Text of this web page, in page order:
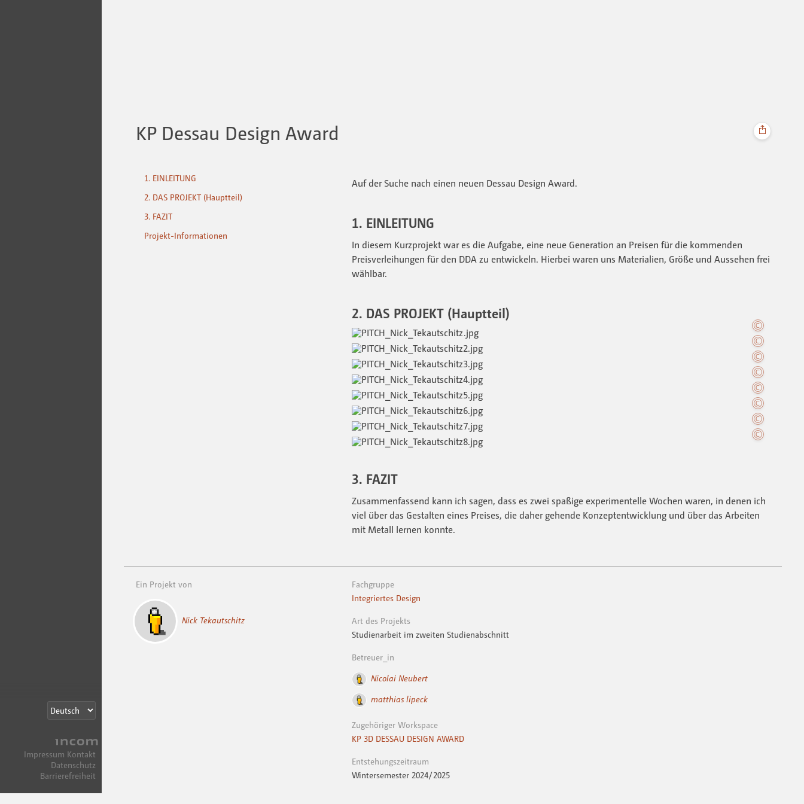
Impressum Kontakt
Datenschutz
Barrierefreiheit
KP Dessau Design Award
1. EINLEITUNG
2. DAS PROJEKT (Hauptteil)
3. FAZIT
Projekt-Informationen
Auf der Suche nach einen neuen Dessau Design Award.
1. EINLEITUNG
In diesem Kurzprojekt war es die Aufgabe, eine neue Generation an Preisen für die kommenden
Preisverleihungen für den DDA zu entwickeln. Hierbei waren uns Materialien, Größe und Aussehen frei
wählbar.
2. DAS PROJEKT (Hauptteil)
3. FAZIT
Zusammenfassend kann ich sagen, dass es zwei spaßige experimentelle Wochen waren, in denen ich
viel über das Gestalten eines Preises, die daher gehende Konzeptentwicklung und über das Arbeiten
mit Metall lernen konnte.
Ein Projekt von
Nick Tekautschitz
Fachgruppe
Integriertes Design
Art des Projekts
Studienarbeit im zweiten Studienabschnitt
Betreuer_in
Nicolai Neubert
matthias lipeck
Zugehöriger Workspace
KP 3D DESSAU DESIGN AWARD
Entstehungszeitraum
Wintersemester 2024 / 2025